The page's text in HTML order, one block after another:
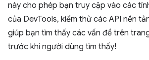
này cho phép bạn truy cập vào các
của DevTools, kiểm thử các API nền
giúp bạn tìm thấy các vấn đề trên
trước khi người dùng tìm thấy!